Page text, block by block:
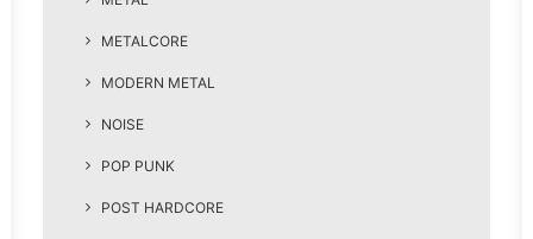
METALCORE
MODERN METAL
NOISE
POP PUNK
POST HARDCORE